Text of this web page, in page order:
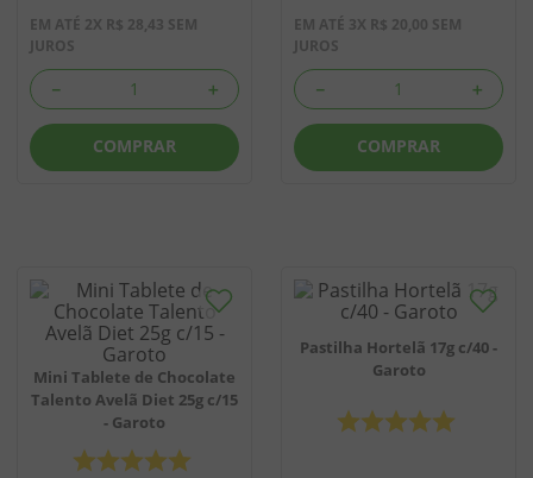
EM ATÉ 2X R$ 28,43 SEM
JUROS
＋
－
COMPRAR
EM ATÉ 3X R$ 20,00 SEM
JUROS
＋
－
COMPRAR
Mini Tablete de Chocolate
Talento Avelã Diet 25g c/15
- Garoto
Pastilha Hortelã 17g c/40 -
Garoto